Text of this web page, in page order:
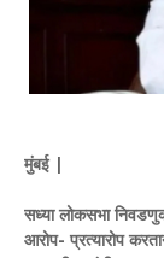
मुंबई |
सध्या लोकसभा
आरोप- प्रत्यारोप